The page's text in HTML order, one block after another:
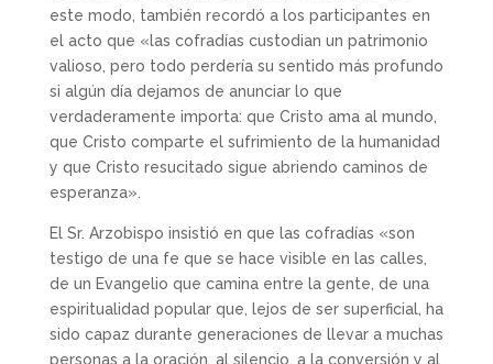
este modo, también recordó a los participantes en
el acto que «las cofradías custodian un patrimonio
valioso, pero todo perdería su sentido más profundo
si algún día dejamos de anunciar lo que
verdaderamente importa: que Cristo ama al mundo,
que Cristo comparte el sufrimiento de la humanidad
y que Cristo resucitado sigue abriendo caminos de
esperanza».
El Sr. Arzobispo insistió en que las cofradías «son
testigo de una fe que se hace visible en las calles,
de un Evangelio que camina entre la gente, de una
espiritualidad popular que, lejos de ser superficial, ha
sido capaz durante generaciones de llevar a muchas
personas a la oración, al silencio, a la conversión y al